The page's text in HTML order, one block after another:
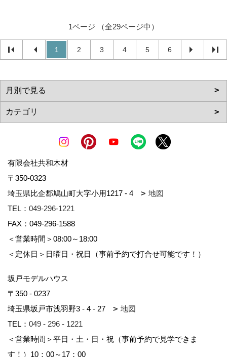
1ページ （全29ページ中）
1 2 3 4 5 6
有限会社共和木材
〒350-0323
埼玉県比企郡鳩山町大字小用1217 - 4
地図
TEL： 049-296-1221
FAX：049-296-1588
＜営業時間＞08:00～18:00
＜定休日＞日曜日・祝日（事前予約で打合せ可能です！）
坂戸モデルハウス
〒350 - 0237
埼玉県坂戸市浅羽野3 - 4 - 27
地図
TEL： 049 - 296 - 1221
＜営業時間＞平日・土・日・祝（事前予約で見学できま
す！）10：00～17：00